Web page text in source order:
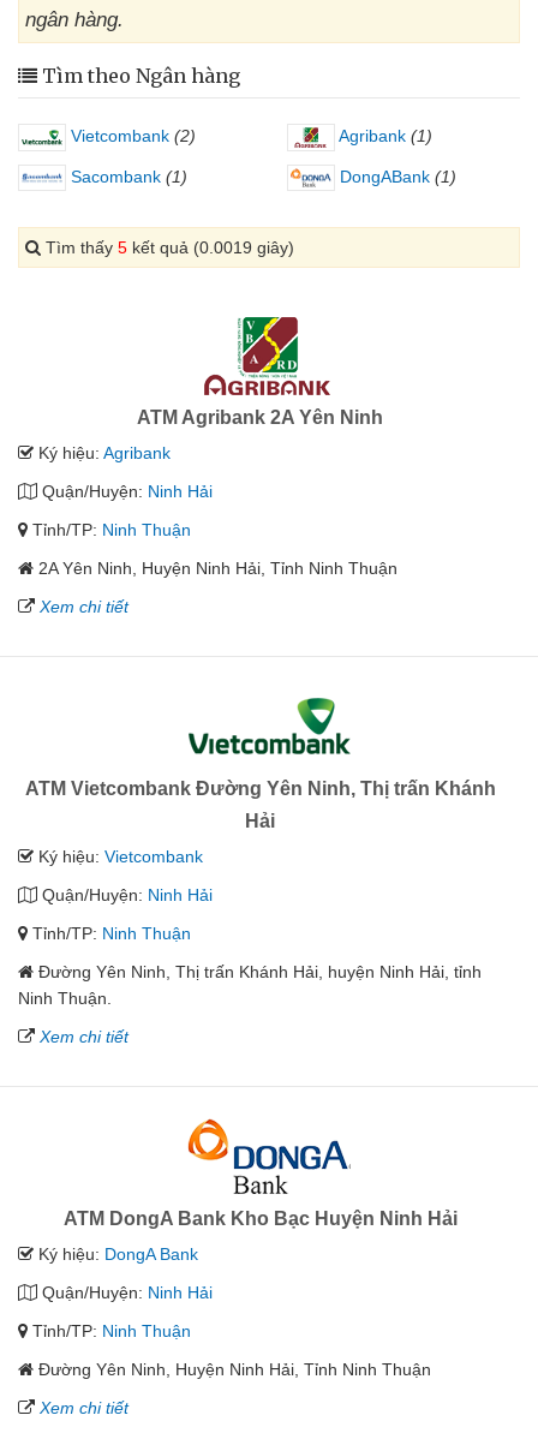
ngân hàng.
Tìm theo Ngân hàng
Vietcombank (2) Agribank (1)
Sacombank (1) DongABank (1)
Tìm thấy 5 kết quả (0.0019 giây)
ATM Agribank 2A Yên Ninh
Ký hiệu: Agribank
Quận/Huyện: Ninh Hải
Tỉnh/TP: Ninh Thuận
2A Yên Ninh, Huyện Ninh Hải, Tỉnh Ninh Thuận
Xem chi tiết
ATM Vietcombank Đường Yên Ninh, Thị trấn Khánh
Hải
Ký hiệu: Vietcombank
Quận/Huyện: Ninh Hải
Tỉnh/TP: Ninh Thuận
Đường Yên Ninh, Thị trấn Khánh Hải, huyện Ninh Hải, tỉnh
Ninh Thuận.
Xem chi tiết
ATM DongA Bank Kho Bạc Huyện Ninh Hải
Ký hiệu: DongA Bank
Quận/Huyện: Ninh Hải
Tỉnh/TP: Ninh Thuận
Đường Yên Ninh, Huyện Ninh Hải, Tỉnh Ninh Thuận
Xem chi tiết